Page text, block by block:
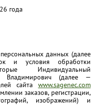
года
данных (далее
и условия обработки
Индивидуальный
Владимирович (далее —
сайта www.sagenec.com
заказов, регистрации,
изображений) и